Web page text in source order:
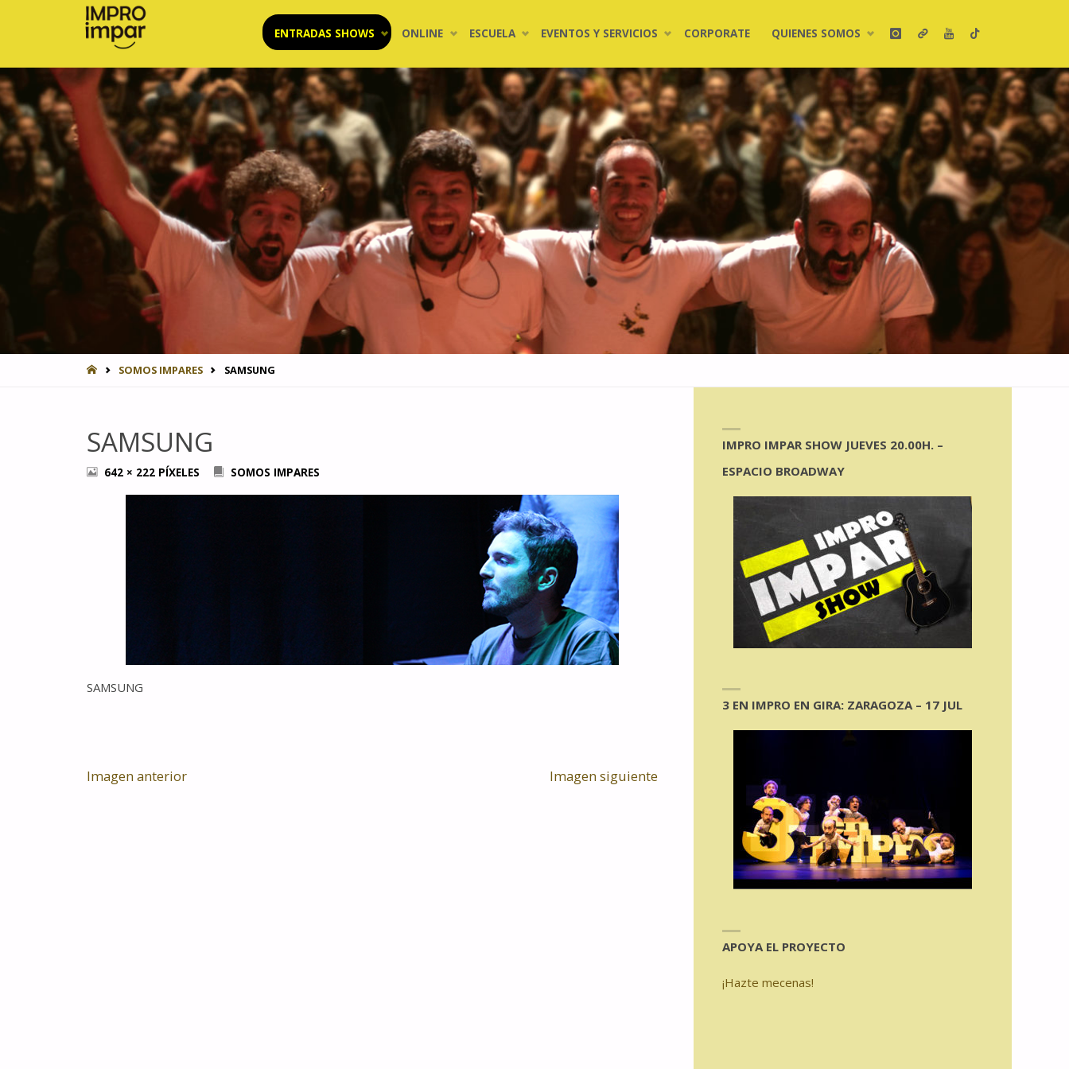
Saltar
contenido
ENTRADAS SHOWS ONLINE ESCUELA EVENTOS Y SERVICIOS CORPORATE QUIENES SOMOS
INICIOSOMOS IMPARES SAMSUNG
SAMSUNG
TAMAÑO
642 × 222 PÍXELES SOMOS IMPARES
SAMSUNG
Imagen anterior Imagen siguiente
IMPRO IMPAR SHOW JUEVES 20.00H. –
ESPACIO BROADWAY
3 EN IMPRO EN GIRA: ZARAGOZA – 17 JUL
APOYA EL PROYECTO
¡Hazte mecenas!